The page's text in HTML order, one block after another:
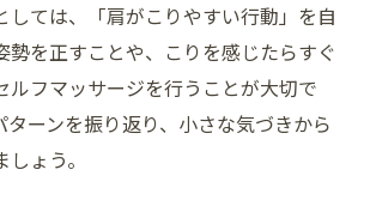
しては、「肩がこりやすい行動」を自
勢を正すことや、こりを感じたらすぐ
ルフマッサージを行うことが大切で
ターンを振り返り、小さな気づきから
ょう。